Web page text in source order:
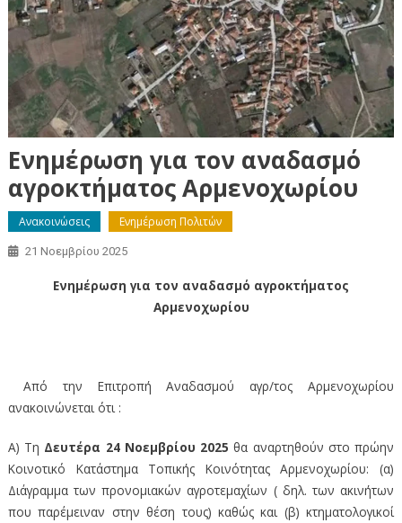
Ενημέρωση για τον αναδασμό
αγροκτήματος Αρμενοχωρίου
Ανακοινώσεις Ενημέρωση Πολιτών
21 Νοεμβρίου 2025
Ενημέρωση για τον αναδασμό αγροκτήματος
Αρμενοχωρίου
Από την Επιτροπή Αναδασμού αγρ/τος Αρμενοχωρίου
ανακοινώνεται ότι :
Α) Τη Δευτέρα 24 Νοεμβρίου 2025 θα αναρτηθούν στο πρώην
Κοινοτικό Κατάστημα Τοπικής Κοινότητας Αρμενοχωρίου: (α)
Διάγραμμα των προνομιακών αγροτεμαχίων ( δηλ. των ακινήτων
που παρέμειναν στην θέση τους) καθώς και (β) κτηματολογικοί